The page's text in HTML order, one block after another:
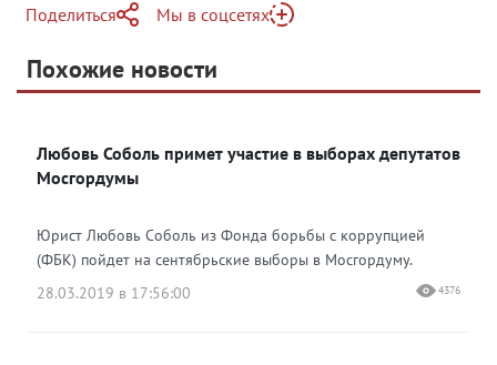
Поделиться
Telegram
Одноклассники
Мы в соцсетях
Яндекс Дзен
Похожие новости
Любовь Соболь примет участие в выборах депутатов
Мосгордумы
Юрист Любовь Соболь из Фонда борьбы с коррупцией
(ФБК) пойдет на сентябрьские выборы в Мосгордуму.
28.03.2019 в 17:56:00
4376